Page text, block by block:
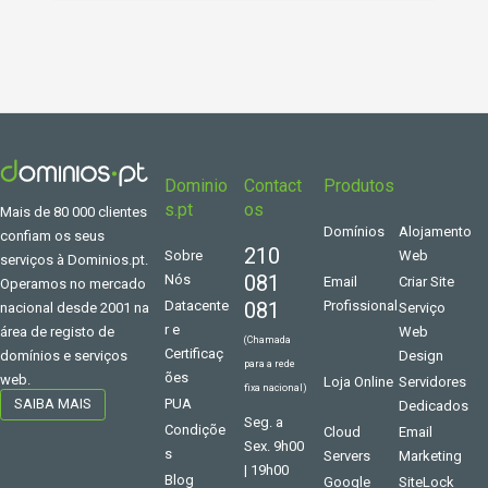
Mais de 80 000 clientes
confiam os seus
serviços à Dominios.pt.
Operamos no mercado
nacional desde 2001 na
área de registo de
domínios e serviços
web.
SAIBA MAIS
Dominio
s.pt
Sobre
Nós
Datacente
r e
Certificaç
ões
PUA
Condiçõe
s
Blog
Contact
os
210
081
081
(Chamada
para a rede
fixa nacional)
Seg. a
Sex. 9h00
| 19h00
Produtos
Domínios
Alojamento
Web
Email
Profissional
Criar Site
Serviço
Web
Design
Loja Online Servidores
Dedicados
Cloud
Servers
Email
Marketing
Google
SiteLock